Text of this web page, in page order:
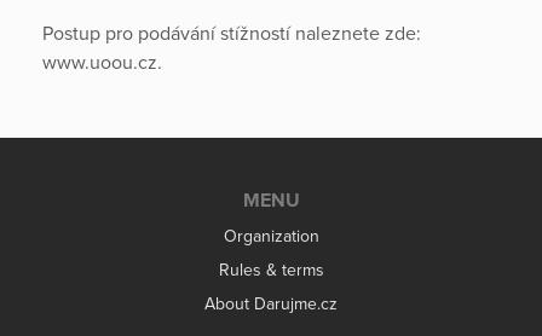
Postup pro podávání stížností naleznete zde:
www.uoou.cz.
MENU
Organization
Rules & terms
About Darujme.cz